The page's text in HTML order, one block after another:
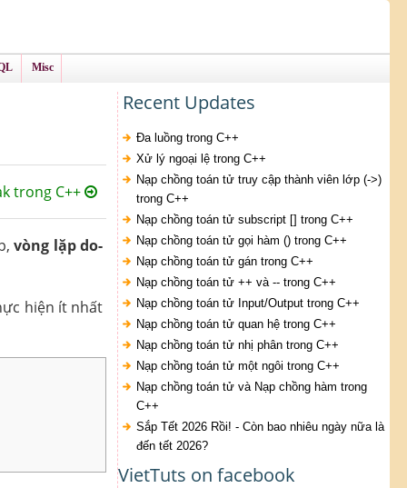
Misc
trong C++
vòng lặp do-
hiện ít nhất
Recent Updates
Đa luồng trong C++
Xử lý ngoại lệ trong C++
Nạp chồng toán tử truy cập thành viên lớp (->)
trong C++
Nạp chồng toán tử subscript [] trong C++
Nạp chồng toán tử gọi hàm () trong C++
Nạp chồng toán tử gán trong C++
Nạp chồng toán tử ++ và -- trong C++
Nạp chồng toán tử Input/Output trong C++
Nạp chồng toán tử quan hệ trong C++
Nạp chồng toán tử nhị phân trong C++
Nạp chồng toán tử một ngôi trong C++
Nạp chồng toán tử và Nạp chồng hàm trong
C++
Sắp Tết 2026 Rồi! - Còn bao nhiêu ngày nữa là
đến tết 2026?
VietTuts on facebook